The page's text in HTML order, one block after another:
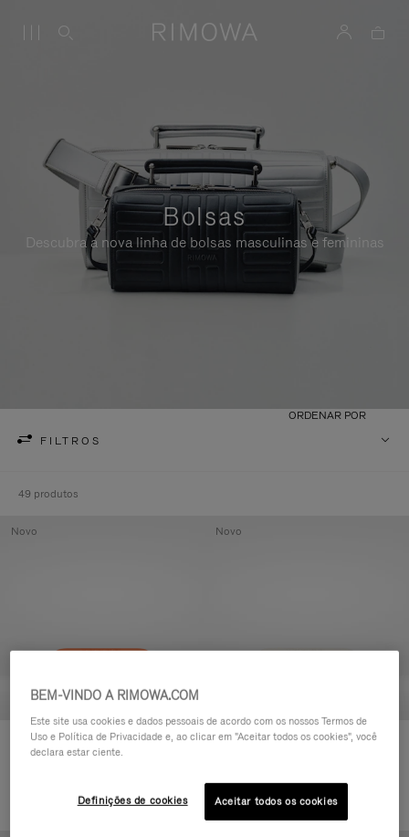
Bolsas
Descubra a nova linha de bolsas masculinas e femininas
FILTROS
ORDENAR POR
49 produtos
Groove - Couro Nécessaire com
Novo
Groove - Couro Nécessaire com
R$ 3.450,00
Novo
BEM-VINDO A RIMOWA.COM
Este site usa cookies e dados pessoais de acordo com os nossos Termos de
Uso e Política de Privacidade e, ao clicar em "Aceitar todos os cookies", você
declara estar ciente.
Definições de cookies Aceitar todos os cookies